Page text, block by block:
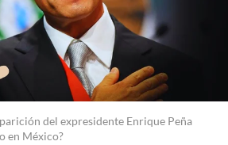
del expresidente Enrique Peña
en México?